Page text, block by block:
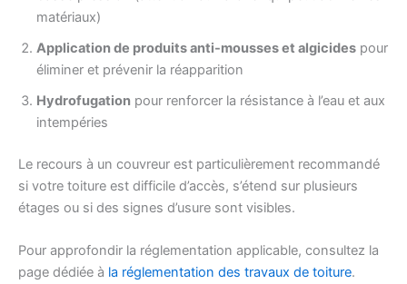
matériaux)
Application de produits anti-mousses et algicides pour
éliminer et prévenir la réapparition
Hydrofugation pour renforcer la résistance à l’eau et aux
intempéries
Le recours à un couvreur est particulièrement recommandé
si votre toiture est difficile d’accès, s’étend sur plusieurs
étages ou si des signes d’usure sont visibles.
Pour approfondir la réglementation applicable, consultez la
page dédiée à la réglementation des travaux de toiture.